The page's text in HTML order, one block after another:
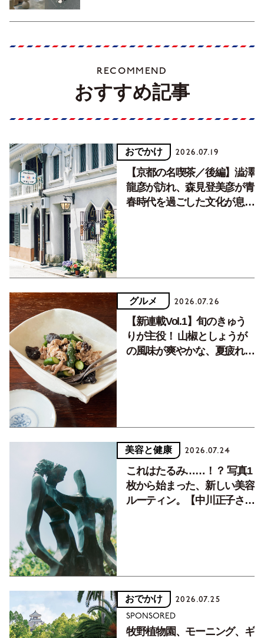
RECOMMEND
おすすめ記事
おでかけ 2026.07.19
【京都の名喫茶／後編】澁澤
龍彦が訪れ、森見登美彦が青
春時代を過ごした文化が息づ
グルメ 2026.07.26
【新連載Vol.1】旬のきゅう
りが主役！ 山椒としょうが
の風味が爽やかな、夏疲れを
美容と健康 2026.07.24
これはたるみ……！？ 写真1
枚から始まった、新しい美容
ルーティン。【中川正子さん
おでかけ 2026.07.25
SPONSORED
牧野植物園、モーニング、ギ